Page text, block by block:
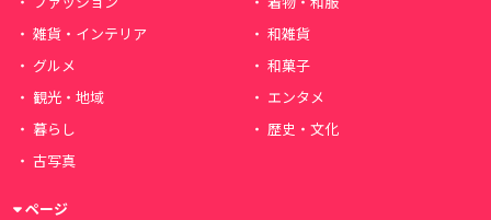
雑貨・インテリア
和雑貨
グルメ
和菓子
観光・地域
エンタメ
暮らし
歴史・文化
古写真
ページ